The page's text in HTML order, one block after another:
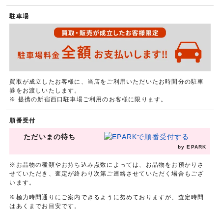
駐車場
買取が成立したお客様に、当店をご利用いただいたお時間分の駐車
券をお渡しいたします。
※ 提携の新宿西口駐車場ご利用のお客様に限ります。
順番受付
ただいまの待ち
by EPARK
※お品物の種類やお持ち込み点数によっては、お品物をお預かりさ
せていただき、査定が終わり次第ご連絡させていただく場合もござ
います。
※極力時間通りにご案内できるように努めておりますが、査定時間
はあくまでお目安です。